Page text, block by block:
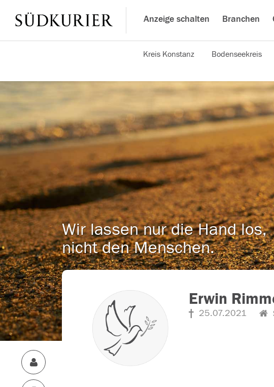
Anzeige schalten Branchen
Kreis Konstanz Bodenseekreis
Wir lassen nur die Hand los,
nicht den Menschen.
Erwin
25.07.2021